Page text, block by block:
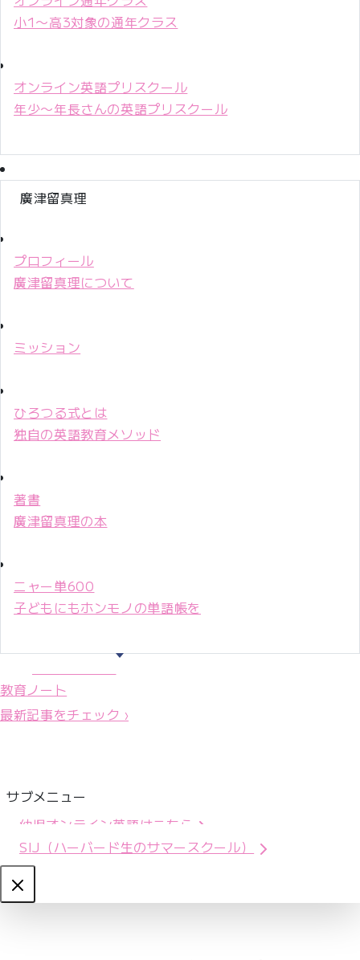
小1〜高3対象の通年クラス
オンライン英語プリスクール
年少〜年長さんの英語プリスクール
廣津留真理
プロフィール
廣津留真理について
ミッション
ひろつる式とは
独自の英語教育メソッド
著書
廣津留真理の本
ニャー単600
子どもにもホンモノの単語帳を
教育ノート
最新記事をチェック ›
サブメニュー
幼児オンライン英語はこちら
SIJ（ハーバード生のサマースクール）
Close